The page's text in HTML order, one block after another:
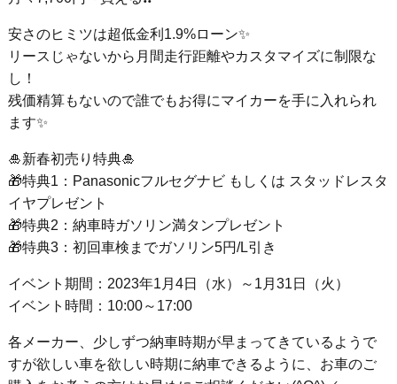
安さのヒミツは超低金利1.9%ローン✨
リースじゃないから月間走行距離やカスタマイズに制限な
し！
残価精算もないので誰でもお得にマイカーを手に入れられ
ます✨
🎍新春初売り特典🎍
🎁特典1：Panasonicフルセグナビ もしくは スタッドレスタ
イヤプレゼント
🎁特典2：納車時ガソリン満タンプレゼント
🎁特典3：初回車検までガソリン5円/L引き
イベント期間：2023年1月4日（水）～1月31日（火）
イベント時間：10:00～17:00
各メーカー、少しずつ納車時期が早まってきているようで
すが欲しい車を欲しい時期に納車できるように、お車のご